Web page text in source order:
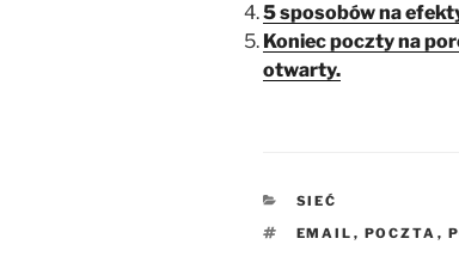
5 sposobów na
Koniec poczty na
otwarty.
KATEGORIE
SIEĆ
TAGI
EMAIL , POCZTA ,